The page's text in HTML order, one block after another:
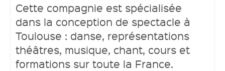
Soumettre un lien
Cette compagnie est spécialisée
dans la conception de spectacle à
Toulouse : danse, représentations
théâtres, musique, chant, cours et
formations sur toute la France.